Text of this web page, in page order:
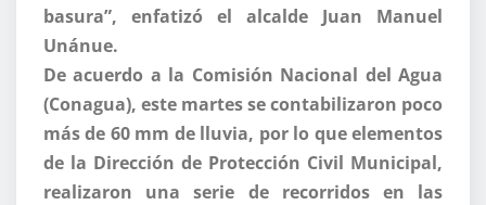
basura”, enfatizó el alcalde Juan Manuel
Unánue.
De acuerdo a la Comisión Nacional del Agua
(Conagua), este martes se contabilizaron poco
más de 60 mm de lluvia, por lo que elementos
de la Dirección de Protección Civil Municipal,
realizaron una serie de recorridos en las